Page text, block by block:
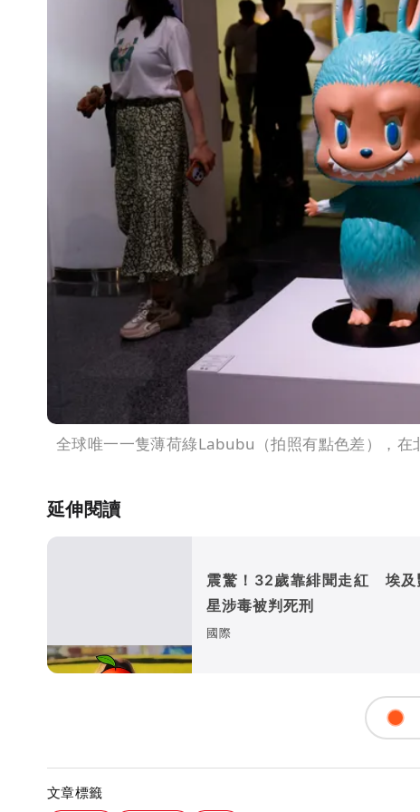
全球唯一一隻薄荷綠Labubu（拍照有點色差），在
延伸閱讀
震驚！32歲靠緋聞走紅 埃及
星涉毒被判死刑
國際
文章標籤